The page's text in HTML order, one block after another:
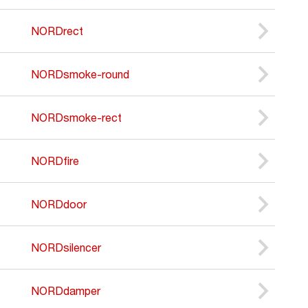
NORDrect
NORDsmoke-round
NORDsmoke-rect
NORDfire
NORDdoor
NORDsilencer
NORDdamper